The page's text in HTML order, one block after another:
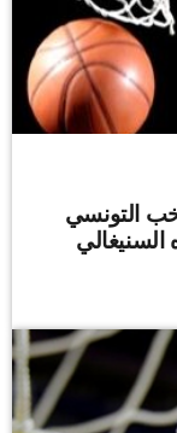
التونسي